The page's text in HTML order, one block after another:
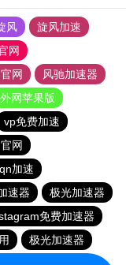
风
旋风加速
网
网
风驰加速器
网苹果版
vp免费加速
网
加速
速器
极光加速器
免费加速器
极光加速器